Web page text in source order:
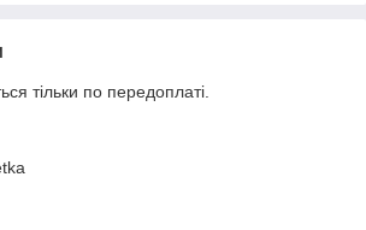
тільки по передоплаті.